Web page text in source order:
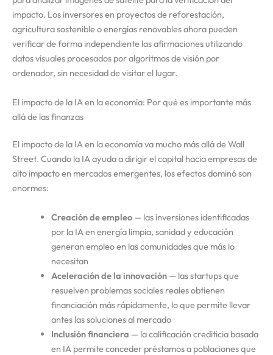
impacto. Los inversores en proyectos de reforestación,
agricultura sostenible o energías renovables ahora pueden
verificar de forma independiente las afirmaciones utilizando
datos visuales procesados por algoritmos de visión por
ordenador, sin necesidad de visitar el lugar.
El impacto de la IA en la economía: Por qué es importante más
allá de las finanzas
El impacto de la IA en la economía va mucho más allá de Wall
Street. Cuando la IA ayuda a dirigir el capital hacia empresas de
alto impacto en mercados emergentes, los efectos dominó son
enormes:
Creación de empleo— las inversiones identificadas
por la IA en energía limpia, sanidad y educación
generan empleo en las comunidades que más lo
necesitan
Aceleración de la innovación— las startups que
resuelven problemas sociales reales obtienen
financiación más rápidamente, lo que permite llevar
antes las soluciones al mercado
Inclusión financiera — la calificación crediticia basada
en IA permite conceder préstamos a poblaciones que